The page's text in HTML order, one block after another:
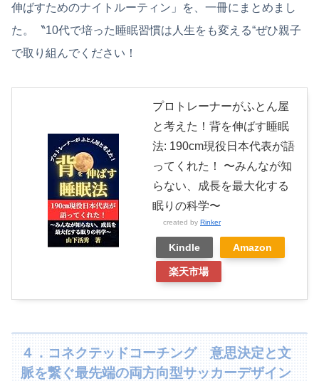
伸ばすためのナイトルーティン」を、一冊にまとめまし
た。〝10代で培った睡眠習慣は人生をも変える“ぜひ親子
で取り組んでください！
プロトレーナーがふとん屋
と考えた！背を伸ばす睡眠
法: 190cm現役日本代表が語
ってくれた！ 〜みんなが知
らない、成長を最大化する
眠りの科学〜
created by Rinker
Kindle Amazon
楽天市場
４．コネクテッドコーチング 意思決定と文
脈を繋ぐ最先端の両方向型サッカーデザイン